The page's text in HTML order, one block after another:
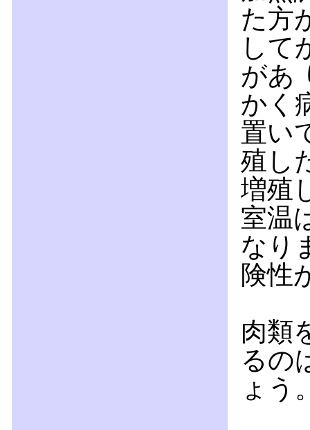
た方
して
があ
かく
置い
殖し
増殖
室温
なり
険性
肉類
るの
ょう